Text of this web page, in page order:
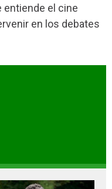
entiende el cine
en los debates